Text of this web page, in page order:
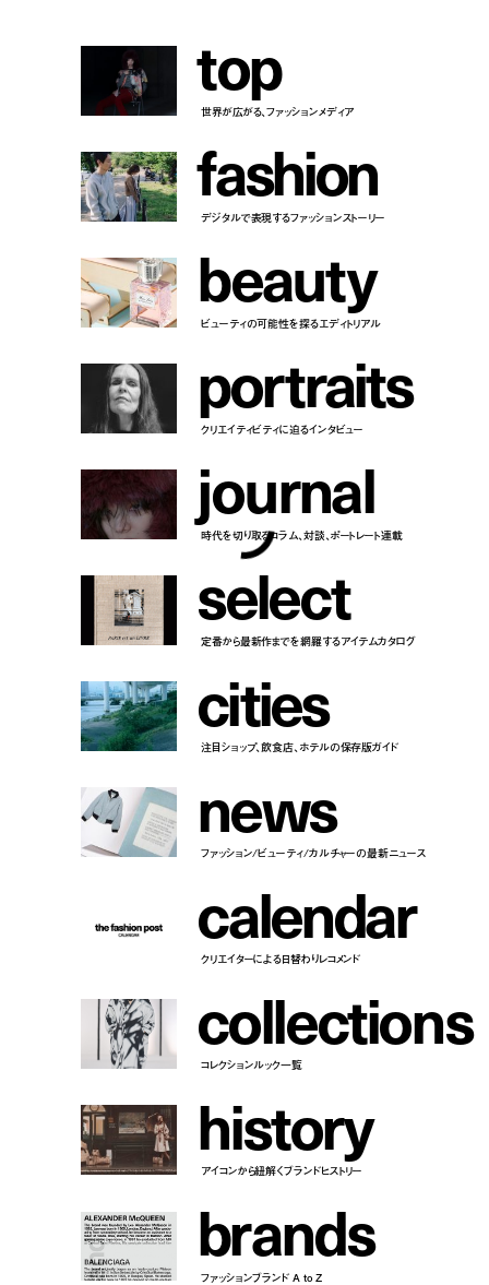
top
世界が広がる、ファッションメディア
fashion
デジタルで表現するファッションストーリー
beauty
ビューティの可能性を探るエディトリアル
portraits
クリエイティビティに迫るインタビュー
journal
時代を切り取るコラム、対談、ポートレート連載
select
定番から最新作までを網羅するアイテムカタログ
cities
注目ショップ、飲食店、ホテルの保存版ガイド
news
ファッション/ビューティ/カルチャーの最新ニュース
calendar
クリエイターによる日替わりレコメンド
collections
コレクションルック一覧
history
アイコンから紐解くブランドヒストリー
brands
ファッションブランド A to Z